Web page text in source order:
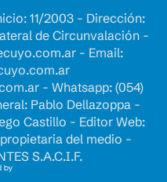
11/2003 - Dirección:
de Circunvalación -
- Email:
- Whatsapp: (054)
Pablo Dellazoppa -
Castillo - Editor Web:
del medio -
S.A.C.I.F.